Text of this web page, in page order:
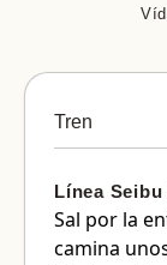
Tren
Línea
Sal por la
camina